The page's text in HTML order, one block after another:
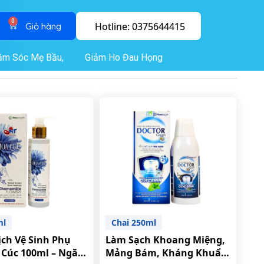
0 Hotline: 0375644415
Sóc Mẹ Bầu, Giảm Ho Đau Họng
Vệ Sinh Phụ
100ml – Ngăn
Chai 250ml
Làm Sạch Khoang Miệng,
Mảng Bám, Kháng Khuẩn